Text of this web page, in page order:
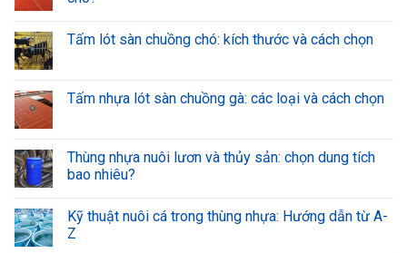
Tấm lót sàn chuồng chó: kích thước và cách chọn
Tấm nhựa lót sàn chuồng gà: các loại và cách chọn
Thùng nhựa nuôi lươn và thủy sản: chọn dung tích
bao nhiêu?
Kỹ thuật nuôi cá trong thùng nhựa: Hướng dẫn từ A-
Z